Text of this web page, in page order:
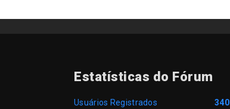
Estatísticas do Fórum
Usuários Registrados
340